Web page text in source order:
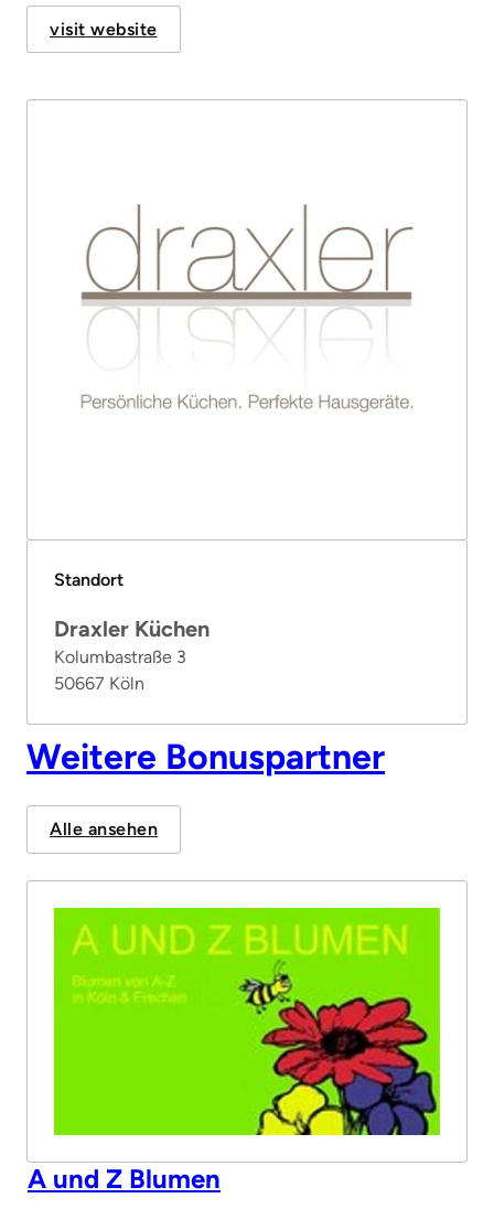
visit website
Standort
Draxler Küchen
Kolumbastraße 3
50667 Köln
Weitere Bonuspartner
Alle ansehen
A und Z Blumen